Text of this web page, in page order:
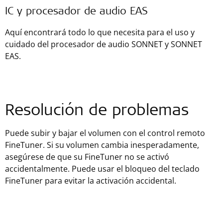
IC y procesador de audio EAS
Aquí encontrará todo lo que necesita para el uso y
cuidado del procesador de audio SONNET y SONNET
EAS.
Resolución de problemas
Puede subir y bajar el volumen con el control remoto
FineTuner. Si su volumen cambia inesperadamente,
asegúrese de que su FineTuner no se activó
accidentalmente. Puede usar el bloqueo del teclado
FineTuner para evitar la activación accidental.